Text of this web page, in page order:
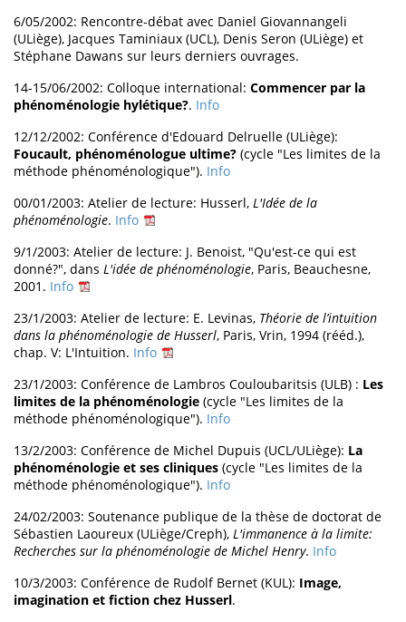
6/05/2002: Rencontre-débat avec Daniel Giovannangeli
(ULiège), Jacques Taminiaux (UCL), Denis Seron (ULiège) et
Stéphane Dawans sur leurs derniers ouvrages.
14-15/06/2002: Colloque international: Commencer par la
phénoménologie hylétique?. Info
12/12/2002: Conférence d'Edouard Delruelle (ULiège):
Foucault, phénoménologue ultime? (cycle "Les limites de la
méthode phénoménologique"). Info
00/01/2003: Atelier de lecture: Husserl, L'Idée de la
phénoménologie. Info
9/1/2003: Atelier de lecture: J. Benoist, "Qu'est-ce qui est
donné?", dans L'idée de phénoménologie, Paris, Beauchesne,
2001. Info
23/1/2003: Atelier de lecture: E. Levinas, Théorie de l’intuition
dans la phénoménologie de Husserl, Paris, Vrin, 1994 (rééd.),
chap. V: L'Intuition. Info
23/1/2003: Conférence de Lambros Couloubaritsis (ULB) : Les
limites de la phénoménologie (cycle "Les limites de la
méthode phénoménologique"). Info
13/2/2003: Conférence de Michel Dupuis (UCL/ULiège): La
phénoménologie et ses cliniques (cycle "Les limites de la
méthode phénoménologique"). Info
24/02/2003: Soutenance publique de la thèse de doctorat de
Sébastien Laoureux (ULiège/Creph), L'immanence à la limite:
Recherches sur la phénoménologie de Michel Henry. Info
10/3/2003: Conférence de Rudolf Bernet (KUL): Image,
imagination et fiction chez Husserl.